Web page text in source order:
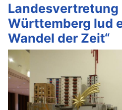
Landesvertretung
Württemberg lud
Wandel der Zeit“